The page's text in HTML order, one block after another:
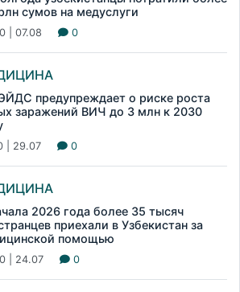
сумов на медуслуги
| 07.08 0
предупреждает о риске роста
заражений ВИЧ до 3 млн к 2030
| 29.07 0
2026 года более 35 тысяч
приехали в Узбекистан за
помощью
| 24.07 0